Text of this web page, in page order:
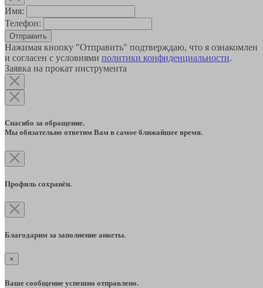
Имя:
Телефон:
Отправить
Нажимая кнопку "Отправить" подтверждаю, что я ознакомлен
и согласен с условиями политики конфиденциальности.
Заявка на прокат инструмента
Спасибо за обращение.
Мы обязательно ответим Вам в самое ближайшее время.
Профиль сохранён.
Благодарим за заполнение анкеты.
×
Ваше сообщение успешно отправлено.